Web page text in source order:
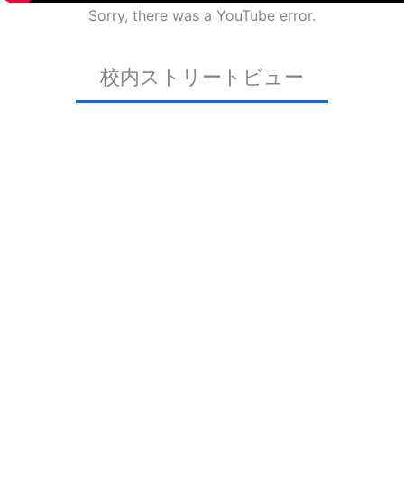
Sorry, there was a YouTube error.
校内ストリートビュー